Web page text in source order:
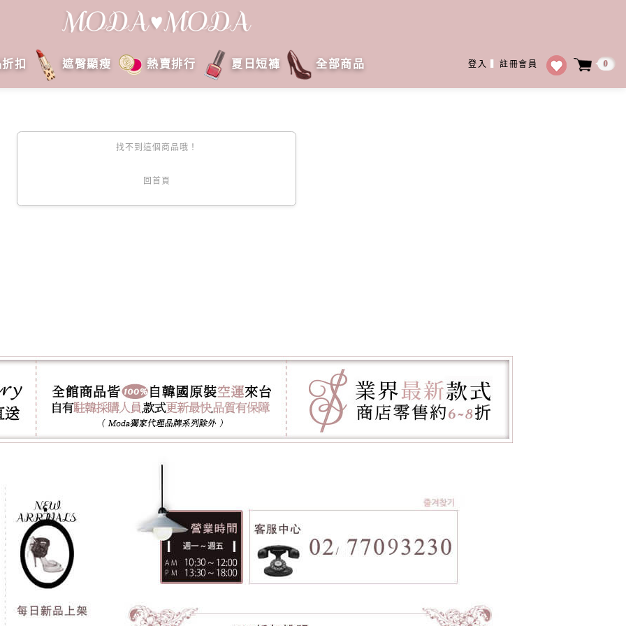
登入 註冊會員 0
扣 遮臀顯瘦 熱賣排行 夏日短褲 全部商品
找不到這個商品哦！
回首頁